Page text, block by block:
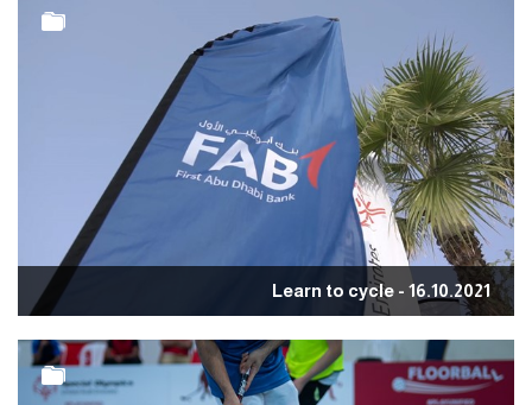
Learn to cycle - 16.10.2021